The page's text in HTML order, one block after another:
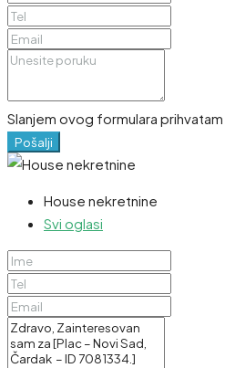
Slanjem ovog formulara prihvatam
Pošalji
House nekretnine
Svi oglasi